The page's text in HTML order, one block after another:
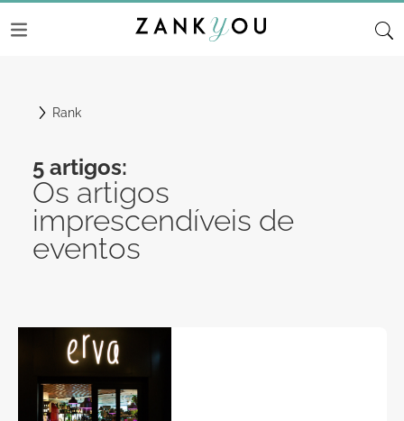
Rank
5 artigos:
Os artigos
imprescendíveis de
eventos